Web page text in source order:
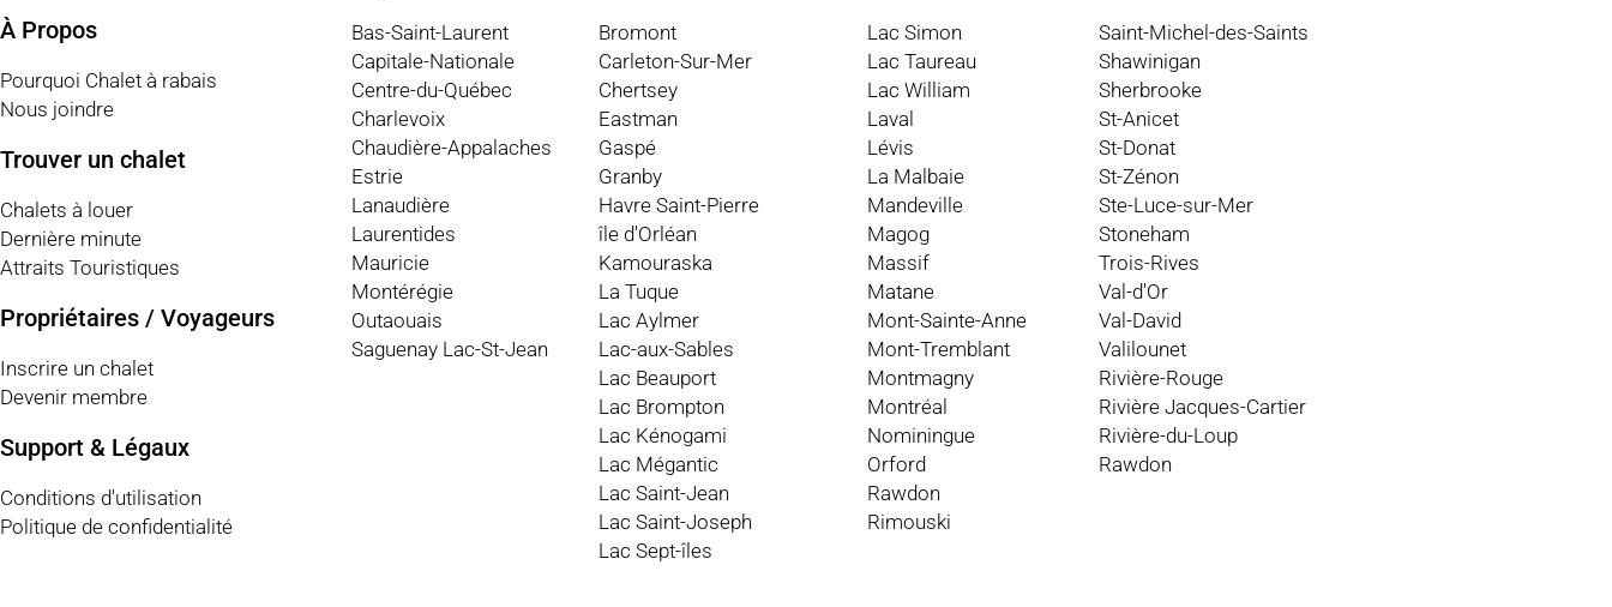
À Propos
Pourquoi Chalet à rabais
Nous joindre
Trouver un chalet
Chalets à louer
Dernière minute
Attraits Touristiques
Propriétaires / Voyageurs
Inscrire un chalet
Devenir membre
Support & Légaux
Conditions d'utilisation
Politique de confidentialité
Bas-Saint-Laurent
Capitale-Nationale
Centre-du-Québec
Charlevoix
Chaudière-Appalaches
Estrie
Lanaudière
Laurentides
Mauricie
Montérégie
Outaouais
Saguenay Lac-St-Jean
Bromont
Carleton-Sur-Mer
Chertsey
Eastman
Gaspé
Granby
Havre Saint-Pierre
île d'Orléan
Kamouraska
La Tuque
Lac Aylmer
Lac-aux-Sables
Lac Beauport
Lac Brompton
Lac Kénogami
Lac Mégantic
Lac Saint-Jean
Lac Saint-Joseph
Lac Sept-îles
Lac Simon
Lac Taureau
Lac William
Laval
Lévis
La Malbaie
Mandeville
Magog
Massif
Matane
Mont-Sainte-Anne
Mont-Tremblant
Montmagny
Montréal
Nominingue
Orford
Rawdon
Rimouski
Saint-Michel-des-Saints
Shawinigan
Sherbrooke
St-Anicet
St-Donat
St-Zénon
Ste-Luce-sur-Mer
Stoneham
Trois-Rives
Val-d'Or
Val-David
Valilounet
Rivière-Rouge
Rivière Jacques-Cartier
Rivière-du-Loup
Rawdon